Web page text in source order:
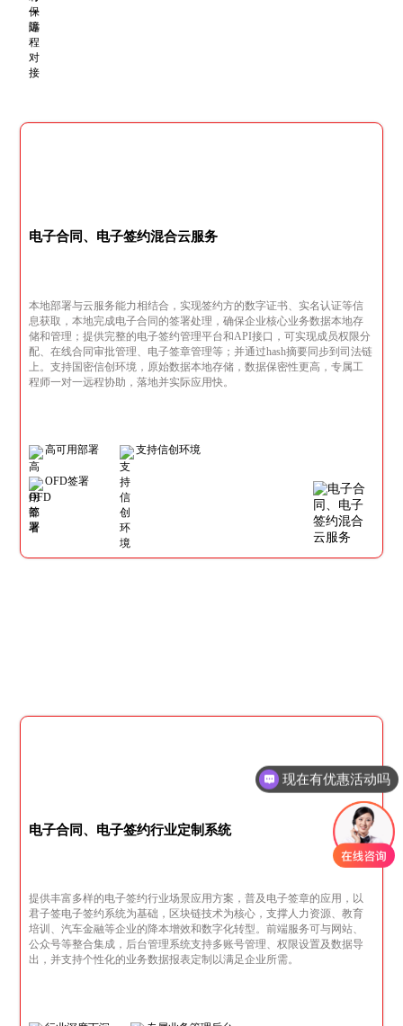
电子合同、电子签约混合云服务
本地部署与云服务能力相结合，实现签约方的数字证书、实名认证等信
息获取，本地完成电子合同的签署处理，确保企业核心业务数据本地存
储和管理；提供完整的电子签约管理平台和API接口，可实现成员权限分
配、在线合同审批管理、电子签章管理等；并通过hash摘要同步到司法链
上。支持国密信创环境，原始数据本地存储，数据保密性更高，专属工
程师一对一远程协助，落地并实际应用快。
高可用部署 支持信创环境
OFD签署
电子合同、电子签约行业定制系统
提供丰富多样的电子签约行业场景应用方案，普及电子签章的应用，以
君子签电子签约系统为基础，区块链技术为核心，支撑人力资源、教育
培训、汽车金融等企业的降本增效和数字化转型。前端服务可与网站、
公众号等整合集成，后台管理系统支持多账号管理、权限设置及数据导
出，并支持个性化的业务数据报表定制以满足企业所需。
现在有优惠活动吗